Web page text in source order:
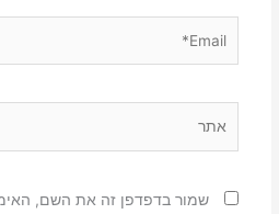
שמור בדפדפן זה את השם,